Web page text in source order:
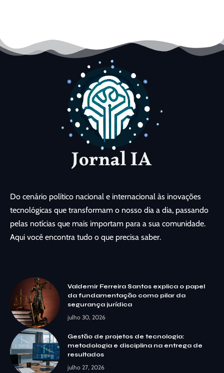
Do cenário político nacional e internacional às inovações
tecnológicas que transformam o nosso dia a dia, passando
pelas notícias que mais importam para a sua comunidade.
Aqui você encontra tudo o que precisa saber.
Valdemir Ferreira Santos explica o papel
da fundamentação como pilar da
segurança jurídica
julho 30, 2026
Gestão de projetos de tecnologia:
metodologia e disciplina na entrega de
resultados
julho 27, 2026